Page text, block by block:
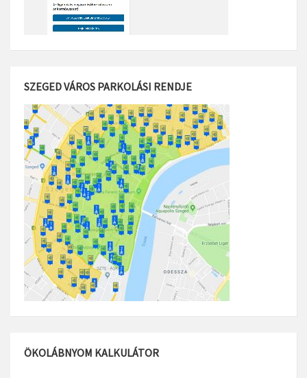
SZEGED VÁROS PARKOLÁSI RENDJE
ÖKOLÁBNYOM KALKULÁTOR